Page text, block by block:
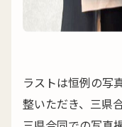
ラストは恒例の写
整いただき、三県